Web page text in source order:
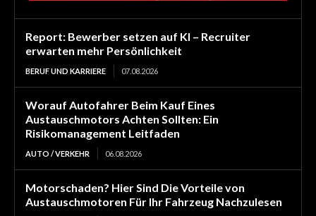
Report: Bewerber setzen auf KI – Recruiter
erwarten mehr Persönlichkeit
BERUF UND KARRIERE 07.08.2026
Worauf Autofahrer Beim Kauf Eines
Austauschmotors Achten Sollten: Ein
Risikomanagement Leitfaden
AUTO / VERKEHR 06.08.2026
Motorschaden? Hier Sind Die Vorteile von
Austauschmotoren Für Ihr Fahrzeug Nachzulesen